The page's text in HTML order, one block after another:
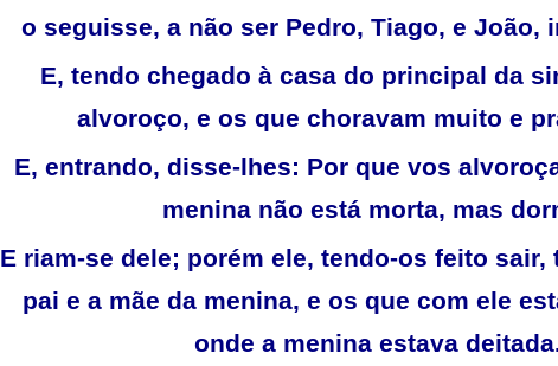
o seguisse, a não ser Pedro, Tiago, e João,
E, tendo chegado à casa do principal da
alvoroço, e os que choravam muito e
E, entrando, disse-lhes: Por que vos
menina não está morta, mas
E riam-se dele; porém ele, tendo-os feito
pai e a mãe da menina, e os que com ele
onde a menina estava